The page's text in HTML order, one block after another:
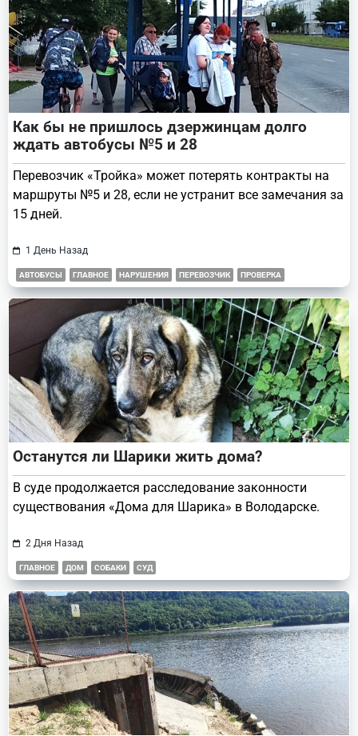
Как бы не пришлось дзержинцам долго
ждать автобусы №5 и 28
Перевозчик «Тройка» может потерять контракты на
маршруты №5 и 28, если не устранит все замечания за
15 дней.
1 День Назад
АВТОБУСЫ ГЛАВНОЕ НАРУШЕНИЯ ПЕРЕВОЗЧИК ПРОВЕРКА
Останутся ли Шарики жить дома?
В суде продолжается расследование законности
существования «Дома для Шарика» в Володарске.
2 Дня Назад
ГЛАВНОЕ ДОМ СОБАКИ СУД